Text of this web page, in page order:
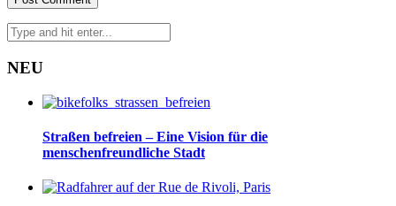
NEU
Straßen befreien – Eine Vision für die
menschenfreundliche Stadt